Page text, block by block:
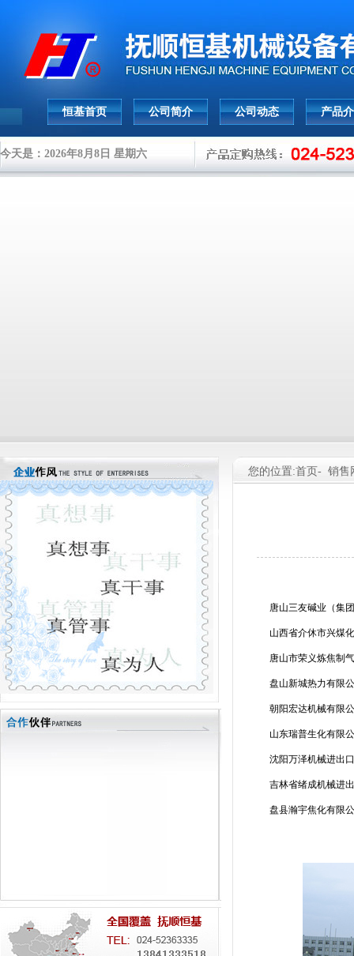
恒基首页 公司简介 公司动态 产品
今天是：2026年8月8日 星期六
您的位置:首页- 销售
唐山三友碱业（集
山西省介休市兴煤
唐山市荣义炼焦制
盘山新城热力有限
朝阳宏达机械有限
山东瑞普生化有限
沈阳万泽机械进出
吉林省绪成机械进
盘县瀚宇焦化有限